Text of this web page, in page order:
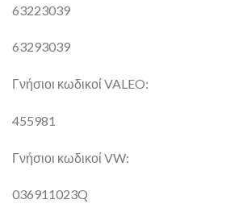
63223039
63293039
Γνήσιοι κωδικοί VALEO:
455981
Γνήσιοι κωδικοί VW:
036911023Q